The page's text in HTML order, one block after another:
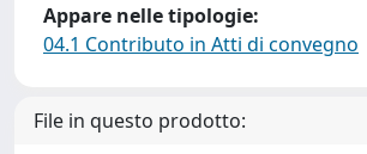
Appare nelle tipologie:
04.1 Contributo in Atti di convegno
File in questo prodotto: